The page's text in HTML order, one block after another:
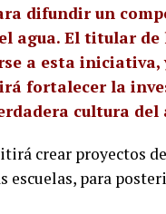
difundir un
agua. El titular
a esta iniciativa,
fortalecer la
cultura del
crear proyectos
escuelas, para